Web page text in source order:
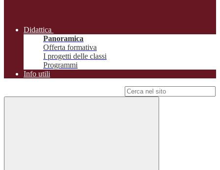
Didattica
Panoramica
Offerta formativa
I progetti delle classi
Programmi
Info utili